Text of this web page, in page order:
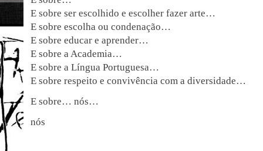
E sobre ser escolhido e escolher fazer arte…
E sobre escolha ou condenação…
E sobre educar e aprender…
E sobre a Academia…
E sobre a Língua Portuguesa…
E sobre respeito e convivência com a diversidade…
E sobre… nós…
nós